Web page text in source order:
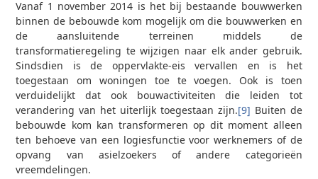
Vanaf 1 november 2014 is het bij bestaande bouwwerken
binnen de bebouwde kom mogelijk om die bouwwerken en
de aansluitende terreinen middels de
transformatieregeling te wijzigen naar elk ander gebruik.
Sindsdien is de oppervlakte-eis vervallen en is het
toegestaan om woningen toe te voegen. Ook is toen
verduidelijkt dat ook bouwactiviteiten die leiden tot
verandering van het uiterlijk toegestaan zijn.[9] Buiten de
bebouwde kom kan transformeren op dit moment alleen
ten behoeve van een logiesfunctie voor werknemers of de
opvang van asielzoekers of andere categorieën
vreemdelingen.